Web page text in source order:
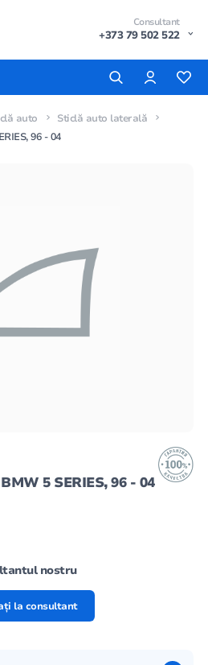
Consultant
+373 79 502 522
auto
Sticlă auto laterală
96 - 04
5 SERIES, 96 - 04
nostru
la consultant